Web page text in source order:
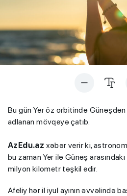
Bu gün Yer öz orbitində
adlanan mövqeyə çatıb.
AzEdu.az xəbər verir ki,
bu zaman Yer ilə Günəş
milyon kilometr təşkil edir.
Afeliy hər il iyul ayının əvvəlində